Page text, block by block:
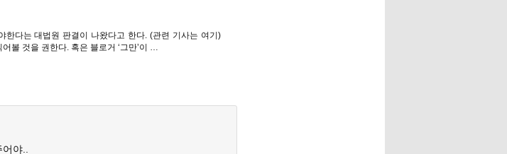
한다는 대법원 판결이 나왔다고 한다. (관련 기사는 여기)
볼 것을 권한다. 혹은 블로거 ‘그만’이 …
야..